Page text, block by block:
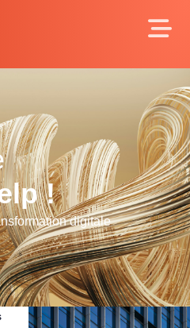
!​
digitale